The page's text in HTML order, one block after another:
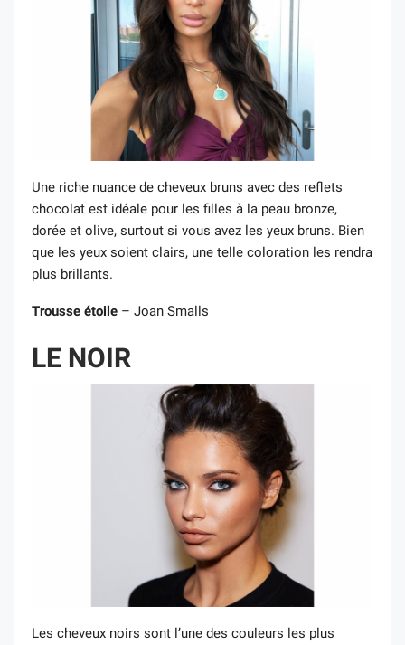
Une riche nuance de cheveux bruns avec des reflets
chocolat est idéale pour les filles à la peau bronze,
dorée et olive, surtout si vous avez les yeux bruns. Bien
que les yeux soient clairs, une telle coloration les rendra
plus brillants.
Trousse étoile – Joan Smalls
LE NOIR
Les cheveux noirs sont l’une des couleurs les plus